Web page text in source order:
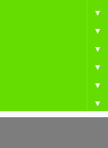
▼
▼
▼
▼
▼
▼